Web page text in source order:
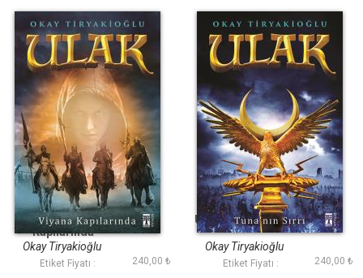
Ulak - Viyana
Kapılarında
Okay Tiryakioğlu
Etiket Fiyatı : 240,00 ₺
Ulak - Tunanın Sırrı
Okay Tiryakioğlu
Etiket Fiyatı : 240,00 ₺